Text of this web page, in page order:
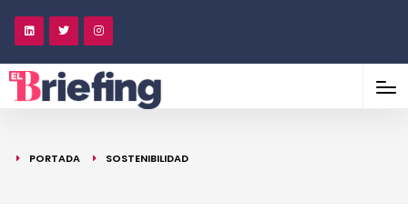
PORTADA SOSTENIBILIDAD